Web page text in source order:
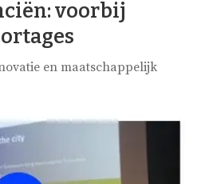
voorbij
en maatschappelijk